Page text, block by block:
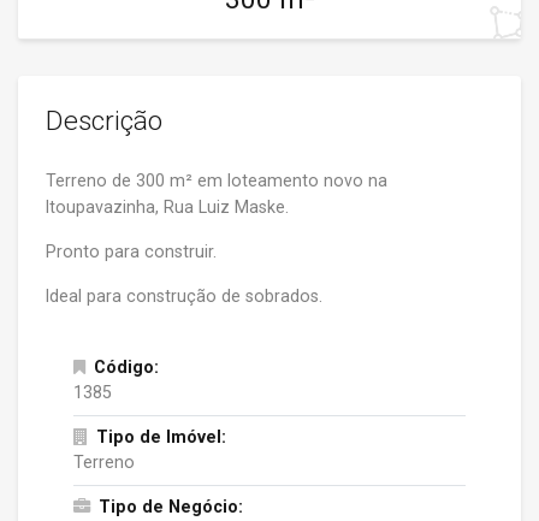
Descrição
Terreno de 300 m² em loteamento novo na
Itoupavazinha, Rua Luiz Maske.
Pronto para construir.
Ideal para construção de sobrados.
Código:
1385
Tipo de Imóvel:
Terreno
Tipo de Negócio: